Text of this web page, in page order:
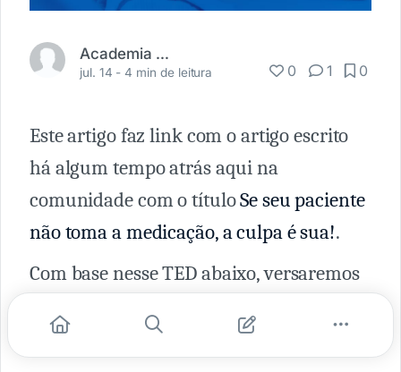
Academia Médica
jul. 14 -4 min de leitura 0 1 0
Este artigo faz link com o artigo escrito
há algum tempo atrás aqui na
comunidade com o títuloSe seu paciente
não toma a medicação, a culpa é sua!.
Com base nesse TED abaixo, versaremos